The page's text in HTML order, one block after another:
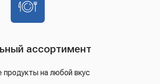
ассортимент
на любой вкус